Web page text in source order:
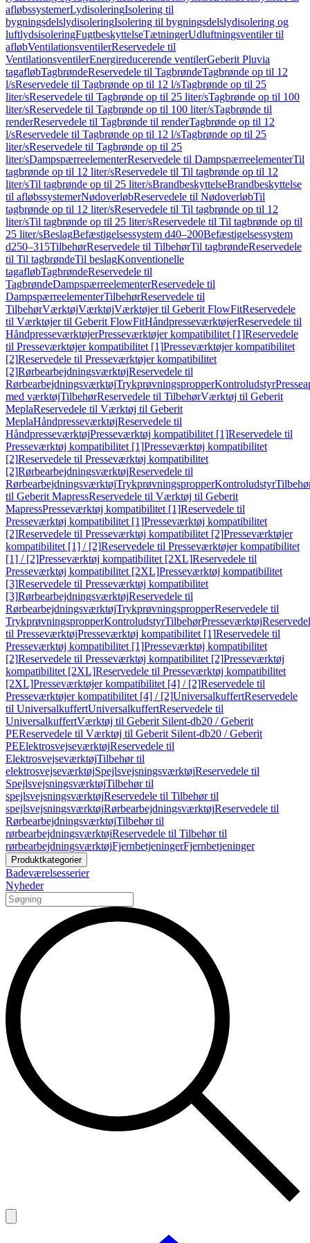
afløbssystemerLydisoleringIsolering til
bygningsdelslydisoleringIsolering til bygningsdelslydisolering og
luftlydsisoleringFugtbeskyttelseTætningerUdluftningsventiler til
afløbVentilationsventilerReservedele til
VentilationsventilerEnergireducerende ventilerGeberit Pluvia
tagafløbTagbrøndeReservedele til TagbrøndeTagbrønde op til 12
l/sReservedele til Tagbrønde op til 12 l/sTagbrønde op til 25
liter/sReservedele til Tagbrønde op til 25 liter/sTagbrønde op til 100
liter/sReservedele til Tagbrønde op til 100 liter/sTagbrønde til
renderReservedele til Tagbrønde til renderTagbrønde op til 12
l/sReservedele til Tagbrønde op til 12 l/sTagbrønde op til 25
liter/sReservedele til Tagbrønde op til 25
liter/sDampspærreelementerReservedele til DampspærreelementerTil
tagbrønde op til 12 liter/sReservedele til Til tagbrønde op til 12
liter/sTil tagbrønde op til 25 liter/sBrandbeskyttelseBrandbeskyttelse
til afløbssystemerNødoverløbReservedele til NødoverløbTil
tagbrønde op til 12 liter/sReservedele til Til tagbrønde op til 12
liter/sTil tagbrønde op til 25 liter/sReservedele til Til tagbrønde op til
25 liter/sBeslagBefæstigelsessystem d40–200Befæstigelsessystem
d250–315TilbehørReservedele til TilbehørTil tagbrøndeReservedele
til Til tagbrøndeTil beslagKonventionelle
tagafløbTagbrøndeReservedele til
TagbrøndeDampspærreelementerReservedele til
DampspærreelementerTilbehørReservedele til
TilbehørVærktøjVærktøjVærktøjer til Geberit FlowFitReservedele
til Værktøjer til Geberit FlowFitHåndpresseværktøjerReservedele til
HåndpresseværktøjerPresseværktøjer kompatibilitet [1]Reservedele
til Presseværktøjer kompatibilitet [1]Presseværktøjer kompatibilitet
[2]Reservedele til Presseværktøjer kompatibilitet
[2]RørbearbejdningsværktøjReservedele til
RørbearbejdningsværktøjTrykprøvningspropperKontroludstyr
med værktøjTilbehørReservedele til TilbehørVærktøj til Geberit
MeplaReservedele til Værktøj til Geberit
MeplaHåndpresseværktøjReservedele til
HåndpresseværktøjPresseværktøj kompatibilitet [1]Reservedele til
Presseværktøj kompatibilitet [1]Presseværktøj kompatibilitet
[2]Reservedele til Presseværktøj kompatibilitet
[2]RørbearbejdningsværktøjReservedele til
RørbearbejdningsværktøjTrykprøvningspropperKontroludstyr
til Geberit MapressReservedele til Værktøj til Geberit
MapressPresseværktøj kompatibilitet [1]Reservedele til
Presseværktøj kompatibilitet [1]Presseværktøj kompatibilitet
[2]Reservedele til Presseværktøj kompatibilitet [2]Presseværktøjer
kompatibilitet [1] / [2]Reservedele til Presseværktøjer kompatibilitet
[1] / [2]Presseværktøj kompatibilitet [2XL]Reservedele til
Presseværktøj kompatibilitet [2XL]Presseværktøj kompatibilitet
[3]Reservedele til Presseværktøj kompatibilitet
[3]RørbearbejdningsværktøjReservedele til
RørbearbejdningsværktøjTrykprøvningspropperReservedele til
TrykprøvningspropperKontroludstyrTilbehørPresseværktøj
til PresseværktøjPresseværktøj kompatibilitet [1]Reservedele til
Presseværktøj kompatibilitet [1]Presseværktøj kompatibilitet
[2]Reservedele til Presseværktøj kompatibilitet [2]Presseværktøj
kompatibilitet [2XL]Reservedele til Presseværktøj kompatibilitet
[2XL]Presseværktøjer kompatibilitet [4] / [2]Reservedele til
Presseværktøjer kompatibilitet [4] / [2]UniversalkuffertReservedele
til UniversalkuffertUniversalkuffertReservedele til
UniversalkuffertVærktøj til Geberit Silent-db20 / Geberit
PEReservedele til Værktøj til Geberit Silent-db20 / Geberit
PEElektrosvejseværktøjReservedele til
ElektrosvejseværktøjTilbehør til
elektrosvejseværktøjSpejlsvejsningsværktøjReservedele til
SpejlsvejsningsværktøjTilbehør til
spejlsvejsningsværktøjReservedele til Tilbehør til
spejlsvejsningsværktøjRørbearbejdningsværktøjReservedele til
RørbearbejdningsværktøjTilbehør til
rørbearbejdningsværktøjReservedele til Tilbehør til
rørbearbejdningsværktøjFjernbetjeningerFjernbetjeninger
Produktkategorier
Badeværelsesserier
Nyheder